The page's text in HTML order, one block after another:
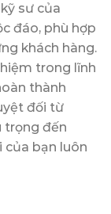
sư của
đáo, phù hợp
khách hàng.
trong lĩnh
thành
đối từ
trọng đến
của bạn luôn